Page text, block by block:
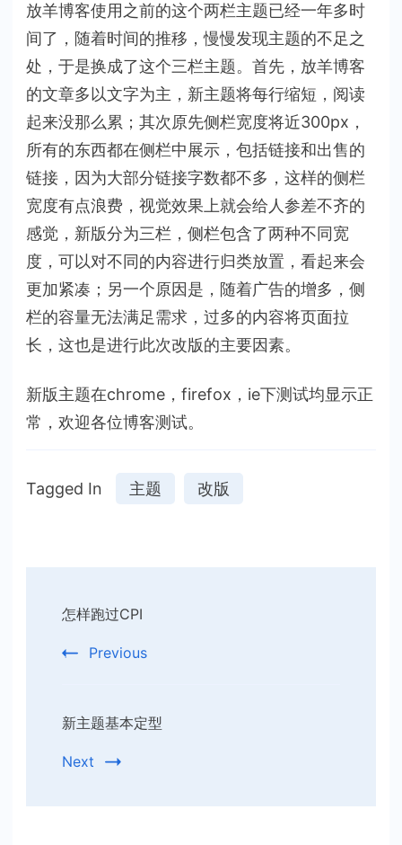
放羊博客使用之前的这个两栏主题已经一年多时
间了，随着时间的推移，慢慢发现主题的不足之
处，于是换成了这个三栏主题。首先，放羊博客
的文章多以文字为主，新主题将每行缩短，阅读
起来没那么累；其次原先侧栏宽度将近300px，
所有的东西都在侧栏中展示，包括链接和出售的
链接，因为大部分链接字数都不多，这样的侧栏
宽度有点浪费，视觉效果上就会给人参差不齐的
感觉，新版分为三栏，侧栏包含了两种不同宽
度，可以对不同的内容进行归类放置，看起来会
更加紧凑；另一个原因是，随着广告的增多，侧
栏的容量无法满足需求，过多的内容将页面拉
长，这也是进行此次改版的主要因素。
新版主题在chrome，firefox，ie下测试均显示正
常，欢迎各位博客测试。
Tagged In 主题 改版
Navigation
怎样跑过CPI
Previous
新主题基本定型
Next